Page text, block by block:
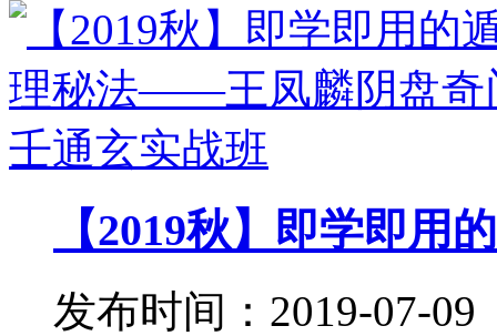
【2019秋】即学即用
发布时间：2019-07-09